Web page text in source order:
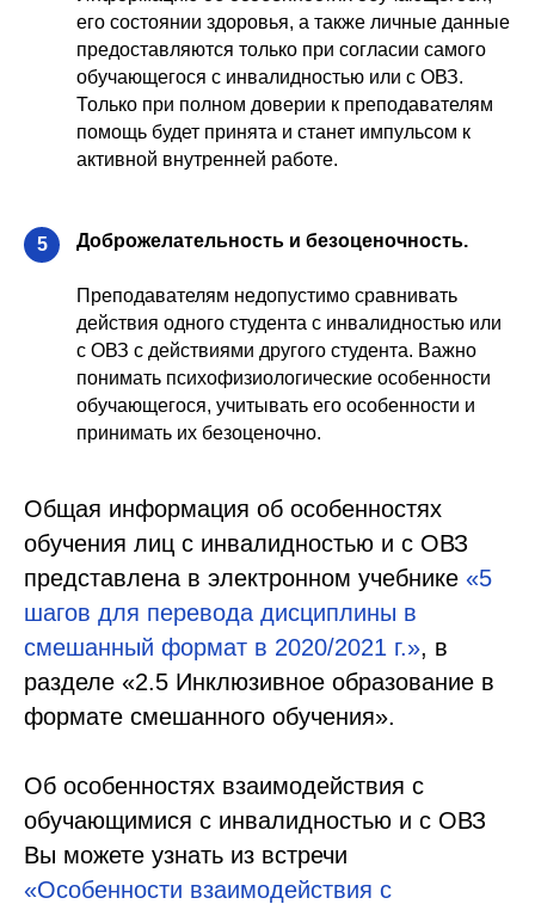
его состоянии здоровья, а также личные данные
предоставляются только при согласии самого
обучающегося с инвалидностью или с ОВЗ.
Только при полном доверии к преподавателям
помощь будет принята и станет импульсом к
активной внутренней работе.
5 Доброжелательность и безоценочность.
Преподавателям недопустимо сравнивать
действия одного студента с инвалидностью или
с ОВЗ с действиями другого студента. Важно
понимать психофизиологические особенности
обучающегося, учитывать его особенности и
принимать их безоценочно.
Общая информация об особенностях
обучения лиц с инвалидностью и с ОВЗ
представлена в электронном учебнике «5
шагов для перевода дисциплины в
смешанный формат в 2020/2021 г.», в
разделе «2.5 Инклюзивное образование в
формате смешанного обучения».
Об особенностях взаимодействия с
обучающимися с инвалидностью и с ОВЗ
Вы можете узнать из встречи
«Особенности взаимодействия с